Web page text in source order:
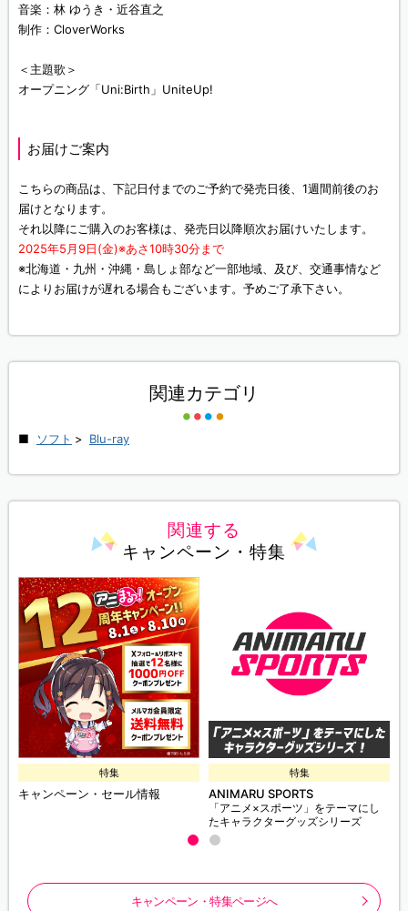
音楽：林 ゆうき・近谷直之
制作：CloverWorks
＜主題歌＞
オープニング「Uni:Birth」UniteUp!
お届けご案内
こちらの商品は、下記日付までのご予約で発売日後、1週間前後のお
届けとなります。
それ以降にご購入のお客様は、発売日以降順次お届けいたします。
2025年5月9日(金)※あさ10時30分まで
※北海道・九州・沖縄・島しょ部など一部地域、及び、交通事情など
によりお届けが遅れる場合もございます。予めご了承下さい。
関連カテゴリ
ソフト > Blu-ray
関連する
キャンペーン・特集
特集
キャンペーン・セール情報
特集
ANIMARU SPORTS
「アニメ×スポーツ」をテーマにし
たキャラクターグッズシリーズ
キャンペーン・特集ページへ